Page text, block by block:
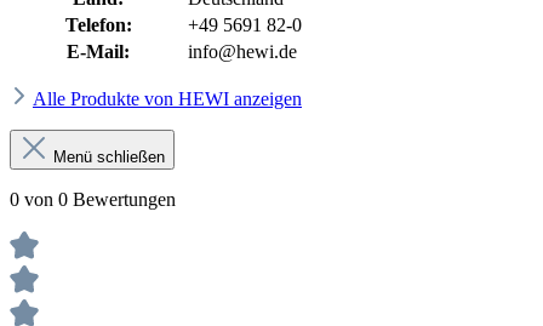
Telefon:
+49 5691 82-0
E-Mail:
info@hewi.de
Alle Produkte von HEWI anzeigen
Menü schließen
0 von 0 Bewertungen